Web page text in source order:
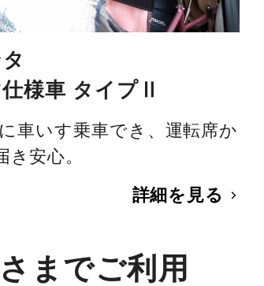
様車 タイプⅡ
車いす乗車でき、運転席か
き安心。
詳細を見る
までご利用